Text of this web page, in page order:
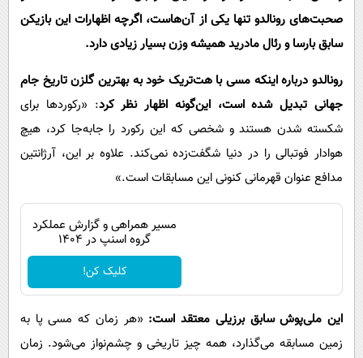
صحبت‌های رونالدو تنها یکی از آن‌هاست، اگرچه اظهارات این بازیکن
سابق بارسا و رئال مادرید همیشه وزن بسیار زیادی دارد.
رونالدو درباره اینکه مسی با هت‌تریک خود به بهترین گلزن تاریخ جام
جهانی تبدیل شده است، این‌گونه اظهار نظر کرد: «رکوردها برای
شکسته شدن هستند و شخصی که این رکورد را جابه‌جا کرد، هیچ
هوادار فوتبالی را در دنیا شگفت‌زده نمی‌کند. علاوه بر این، آرژانتین
مدافع عنوان قهرمانی کنونی این مسابقات است.»
مسیر همراهی و گزارش عملکرد
گروه اسنپ در ۱۴۰۴
کلیک کن!
این ملی‌پوش سابق برزیلی معتقد است: «هر زمان که مسی پا به
زمین مسابقه می‌گذارد، همه چیز تاریخی و چشم‌نواز می‌شود. زمان